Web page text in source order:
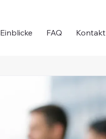
Einblicke FAQ Kontakt